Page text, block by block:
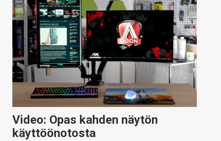
Video: Opas kahden näytön
käyttöönotosta